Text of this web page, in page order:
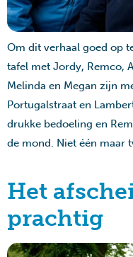
Om dit verhaal goed op
tafel met Jordy, Remco,
Melinda en Megan zijn
Portugalstraat en
drukke bedoeling en
de mond. Niet één maar
Het
prachtig